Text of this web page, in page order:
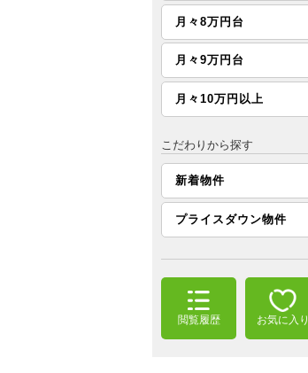
月々8万円台
月々9万円台
月々10万円以上
こだわりから探す
新着物件
プライスダウン物件
閲覧履歴 お気に入り